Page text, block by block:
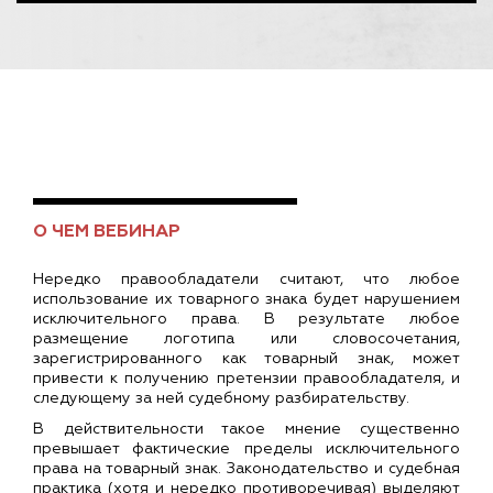
О ЧЕМ ВЕБИНАР
Нередко правообладатели считают, что любое
использование их товарного знака будет нарушением
исключительного права. В результате любое
размещение логотипа или словосочетания,
зарегистрированного как товарный знак, может
привести к получению претензии правообладателя, и
следующему за ней судебному разбирательству.
В действительности такое мнение существенно
превышает фактические пределы исключительного
права на товарный знак. Законодательство и судебная
практика (хотя и нередко противоречивая) выделяют